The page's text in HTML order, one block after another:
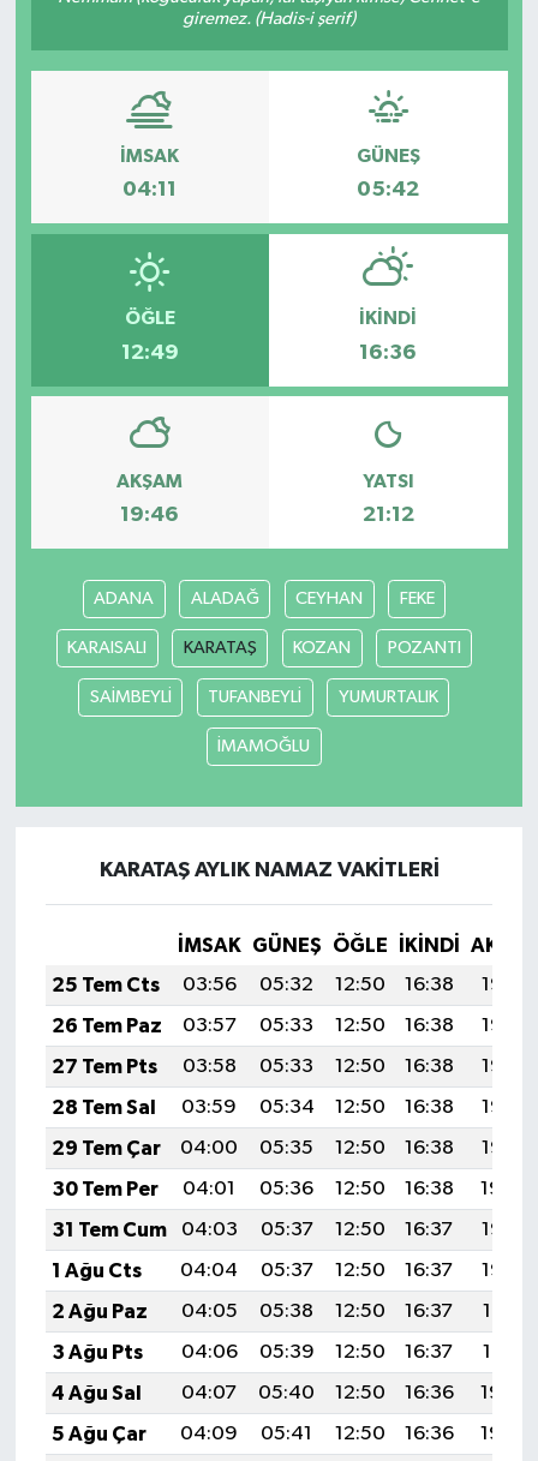
giremez. (Hadis-i şerif)
İMSAK
04:11
GÜNEŞ
05:42
ÖĞLE
12:49
İKINDI
16:36
AKŞAM
19:46
YATSI
21:12
ADANA ALADAĞ CEYHAN FEKE
KARAISALI KARATAŞ KOZAN POZANTI
SAİMBEYLİ TUFANBEYLİ YUMURTALIK
İMAMOĞLU
KARATAŞ AYLIK NAMAZ VAKITLERI
İMSAK GÜNEŞ ÖĞLE İKINDI
25 Tem Cts
03:56 05:32 12:50 16:38
19:58
26 Tem Paz
03:57 05:33 12:50 16:38
19:57
27 Tem Pts
03:58 05:33 12:50 16:38
19:57
28 Tem Sal
03:59 05:34 12:50 16:38
19:56
29 Tem Çar
04:00 05:35 12:50 16:38
19:55
30 Tem Per
04:01 05:36 12:50 16:38
19:54
31 Tem Cum
04:03 05:37 12:50 16:37
19:53
1 Ağu Cts
04:04 05:37 12:50 16:37
19:52
2 Ağu Paz
04:05 05:38 12:50 16:37
19:51
3 Ağu Pts
04:06 05:39 12:50 16:37
19:51
4 Ağu Sal
04:07 05:40 12:50 16:36
19:50
5 Ağu Çar
04:09 05:41 12:50 16:36
19:49
Eğitim